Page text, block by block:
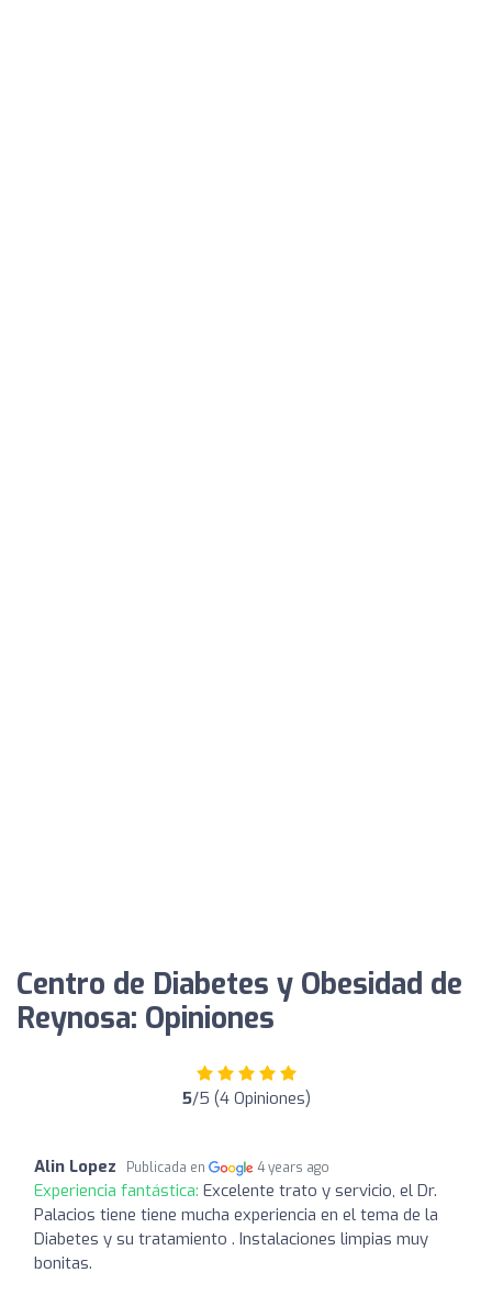
Centro de Diabetes y Obesidad de
Reynosa: Opiniones
5/5 (4 Opiniones)
Alin Lopez Publicada en 4 years ago
Experiencia fantástica: Excelente trato y servicio, el Dr.
Palacios tiene tiene mucha experiencia en el tema de la
Diabetes y su tratamiento . Instalaciones limpias muy
bonitas.